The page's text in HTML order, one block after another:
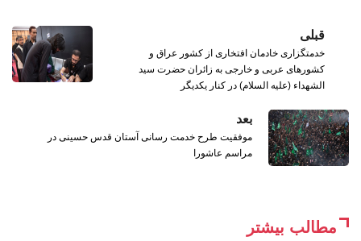
قبلی
خدمتگزاری خادمان افتخاری از کشور عراق و
کشورهای عربی و خارجی به زائران حضرت سید
الشهداء (علیه السلام) در کنار یکدیگر
بعد
موفقیت طرح خدمت رسانی آستان قدس حسینی در
مراسم عاشورا
مطالب بیشتر